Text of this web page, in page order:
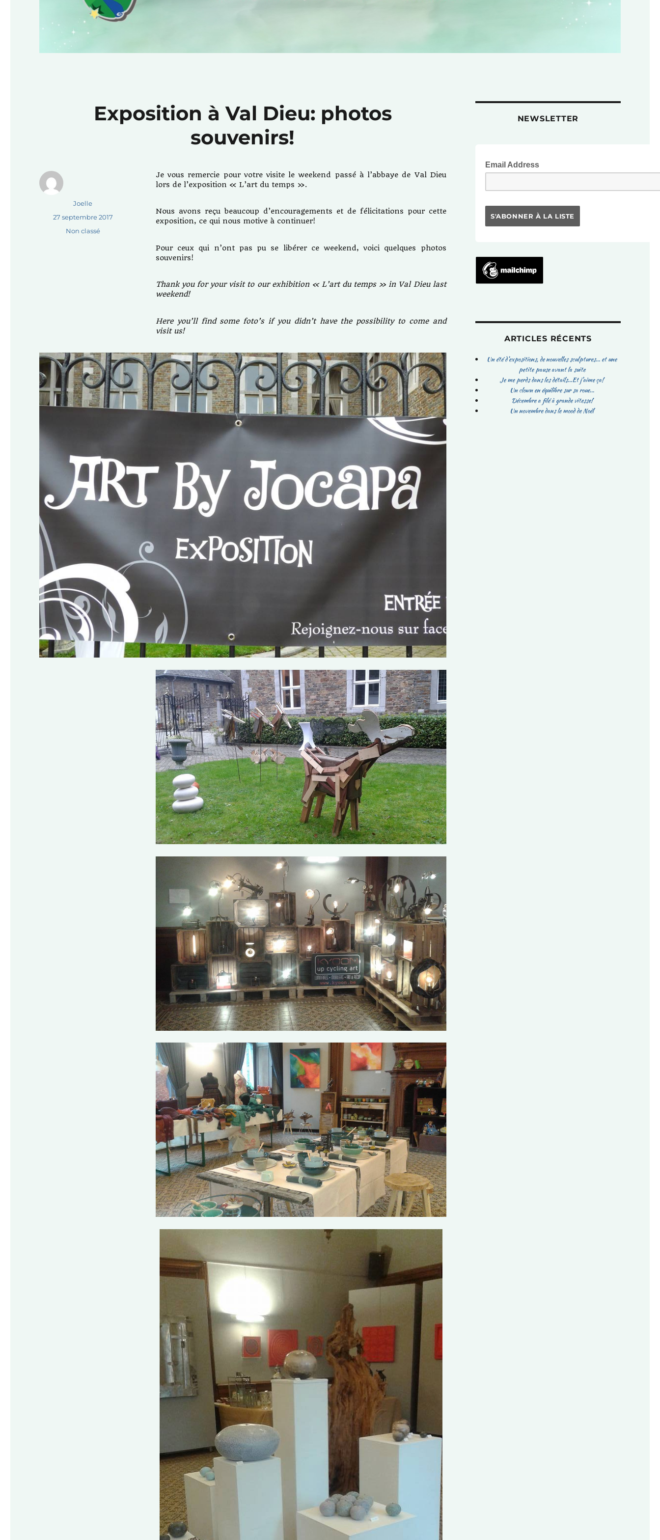
Exposition à Val Dieu: photos
souvenirs!
Je vous remercie pour votre visite le weekend passé à l’abbaye de Val Dieu
lors de l’exposition « L’art du temps ».
Nous avons reçu beaucoup d’encouragements et de félicitations pour cette
exposition, ce qui nous motive à continuer!
Pour ceux qui n’ont pas pu se libérer ce weekend, voici quelques photos
souvenirs!
Thank you for your visit to our exhibition « L’art du temps » in Val Dieu last
weekend!
Here you’ll find some foto’s if you didn’t have the possibility to come and
visit us!
Auteur
Joelle
Publié
27 septembre 2017
Catégories
Non classé
NEWSLETTER
Email Address
ARTICLES RÉCENTS
Un été d’expositions, de nouvelles sculptures… et une
petite pause avant la suite
Je me perds dans les détails…Et j’aime ça!
Un clown en équilibre sur sa roue…
Décembre a filé à grande vitesse!
Un novembre dans le mood de Noël